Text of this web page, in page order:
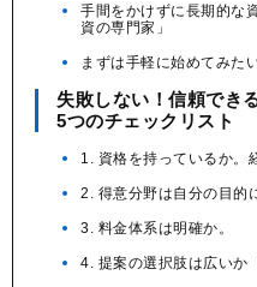
手間をかけずに長期的
資の専門家」
まずは手軽に始めてみた
失敗しない！信頼でき
5つのチェックリスト
1. 資格を持っているか。
2. 得意分野は自分の目的
3. 料金体系は明確か。
4. 提案の選択肢は広いか